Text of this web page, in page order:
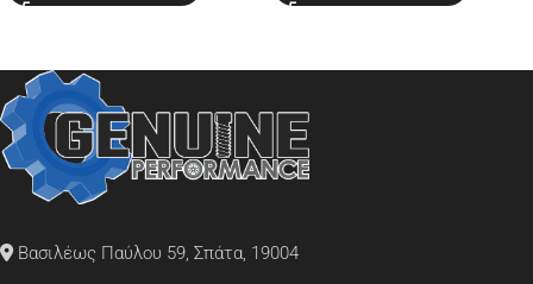
Βασιλέως Παύλου 59, Σπάτα, 19004